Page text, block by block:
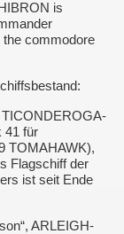
is
commodore
TICONDEROGA-
41 für
TOMAHAWK),
Flagschiff der
ist seit Ende
ARLEIGH-